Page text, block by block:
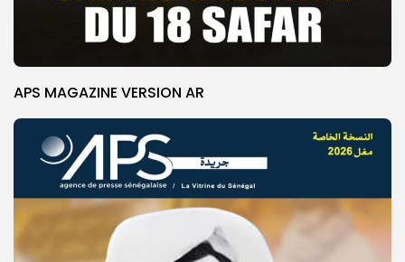
APS MAGAZINE VERSION AR